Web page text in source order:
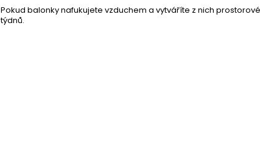
Pokud balonky nafukujete vzduchem a vytváříte z nich
týdnů.